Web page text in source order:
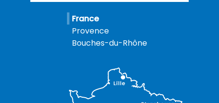
France
Provence
Bouches-du-Rhône